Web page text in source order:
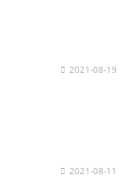
2021-08-19
2021-08-11